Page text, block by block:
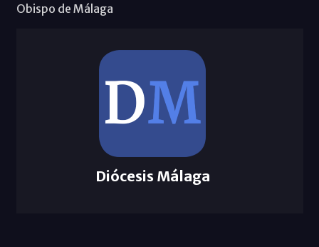
Obispo de Málaga
Diócesis Málaga